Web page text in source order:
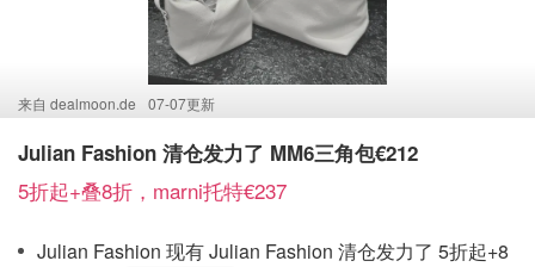
来自 dealmoon.de 07-07更新
Julian Fashion 清仓发力了 MM6三角包€212
5折起+叠8折，marni托特€237
Julian Fashion 现有 Julian Fashion 清仓发力了 5折起+8